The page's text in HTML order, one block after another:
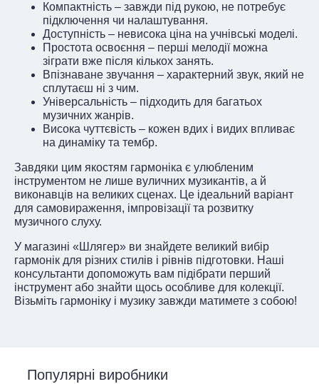
Компактність – завжди під рукою, не потребує
підключення чи налаштування.
Доступність – невисока ціна на учнівські моделі.
Простота освоєння – перші мелодії можна
зіграти вже після кількох занять.
Впізнаване звучання – характерний звук, який не
сплутаєш ні з чим.
Універсальність – підходить для багатьох
музичних жанрів.
Висока чуттєвість – кожен вдих і видих впливає
на динаміку та тембр.
Завдяки цим якостям гармоніка є улюбленим
інструментом не лише вуличних музикантів, а й
виконавців на великих сценах. Це ідеальний варіант
для самовираження, імпровізації та розвитку
музичного слуху.
У магазині «Шлягер» ви знайдете великий вибір
гармонік для різних стилів і рівнів підготовки. Наші
консультанти допоможуть вам підібрати перший
інструмент або знайти щось особливе для колекції.
Візьміть гармоніку і музику завжди матимете з собою!
Популярні виробники